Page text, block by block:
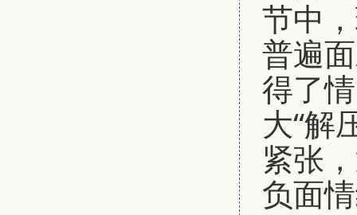
节中
普遍
得了
大“解
紧张
负面